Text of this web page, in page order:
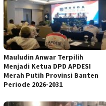
Mauludin Anwar Terpilih
Menjadi Ketua DPD APDESI
Merah Putih Provinsi Banten
Periode 2026-2031